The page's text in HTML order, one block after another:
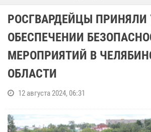
РОСГВАРДЕЙЦЫ ПРИНЯЛИ
ОБЕСПЕЧЕНИИ
МЕРОПРИЯТИЙ В
ОБЛАСТИ
12 августа 2024, 06:31